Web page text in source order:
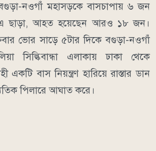
নওগাঁ মহাসড়কে বাসচাপায় ৬ জন
ছাড়া, আহত হয়েছেন আরও ১৮ জন।
ভোর সাড়ে ৫টার দিকে বগুড়া-নওগাঁ
সিল্কিবান্ধা এলাকায় ঢাকা থেকে
একটি বাস নিয়ন্ত্রণ হারিয়ে রাস্তার ডান
পিলারে আঘাত করে।